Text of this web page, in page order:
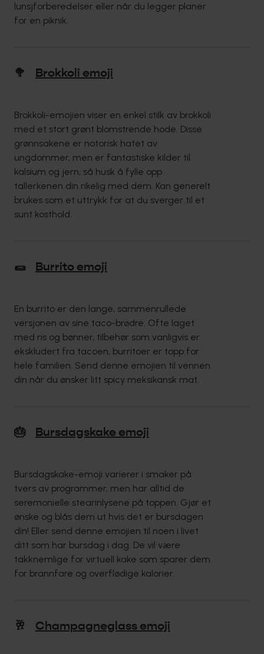
lunsjforberedelser eller når du legger planer
for en piknik.
🥦 Brokkoli emoji
Brokkoli-emojien viser en enkel stilk av brokkoli
med et stort grønt blomstrende hode. Disse
grønnsakene er notorisk hatet av
ungdommer, men er fantastiske kilder til
kalsium og jern, så husk å fylle opp
tallerkenen din rikelig med dem. Kan generelt
brukes som et uttrykk for at du sverger til et
sunt kosthold.
🌯 Burrito emoji
En burrito er den lange, sammenrullede
versjonen av sine taco-brødre. Ofte laget
med ris og bønner, tilbehør som vanligvis er
ekskludert fra tacoen, burritoer er topp for
hele familien. Send denne emojien til vennen
din når du ønsker litt spicy meksikansk mat.
🎂 Bursdagskake emoji
Bursdagskake-emoji varierer i smaker på
tvers av programmer, men har alltid de
seremonielle stearinlysene på toppen. Gjør et
ønske og blås dem ut hvis det er bursdagen
din! Eller send denne emojien til noen i livet
ditt som har bursdag i dag. De vil være
takknemlige for virtuell kake som sparer dem
for brannfare og overflødige kalorier.
🥂 Champagneglass emoji